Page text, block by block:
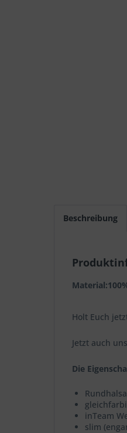
Beschreibung
Holt Euch
Jetzt auch
Die
inTeam
slim